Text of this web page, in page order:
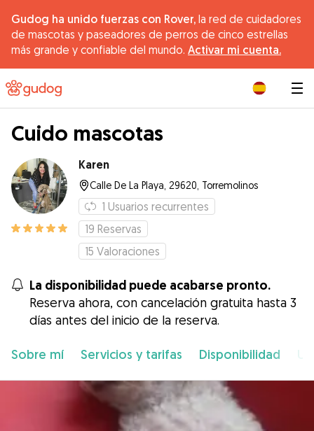
Gudog ha unido fuerzas con Rover, la red de cuidadores
de mascotas y paseadores de perros de cinco estrellas
más grande y confiable del mundo. Activar mi cuenta.
Cuido mascotas
Karen
Calle De La Playa, 29620, Torremolinos
1 Usuarios recurrentes
19 Reservas
15 Valoraciones
La disponibilidad puede acabarse pronto.
Reserva ahora, con cancelación gratuita hasta 3
días antes del inicio de la reserva.
Sobre mí Servicios y tarifas Disponibilidad